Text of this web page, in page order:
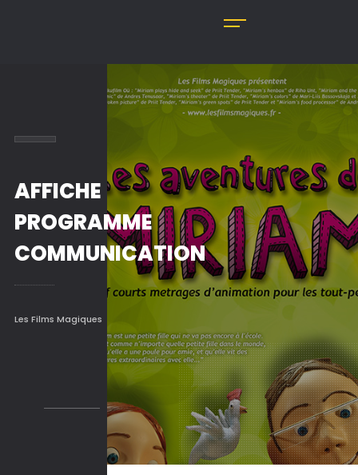
AFFICHE
PROGRAMME
COMMUNICATION
Les Films Magiques